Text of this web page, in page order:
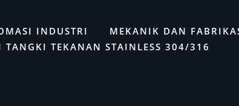
INDUSTRI MEKANIK DAN
TANGKI TEKANAN STAINLESS 304/316